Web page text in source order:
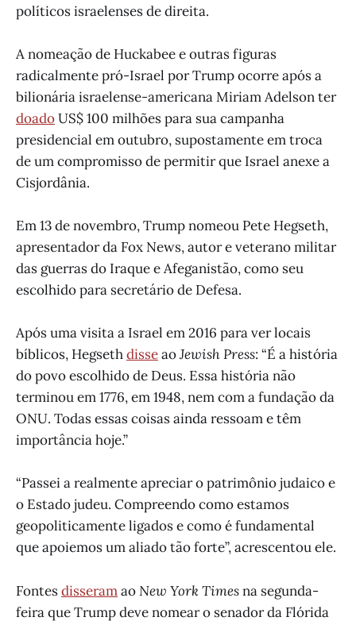
políticos israelenses de direita.
A nomeação de Huckabee e outras figuras
radicalmente pró-Israel por Trump ocorre após a
bilionária israelense-americana Miriam Adelson ter
doadoUS$ 100 milhões para sua campanha
presidencial em outubro, supostamente em troca
de um compromisso de permitir que Israel anexe a
Cisjordânia.
Em 13 de novembro, Trump nomeou Pete Hegseth,
apresentador da Fox News, autor e veterano militar
das guerras do Iraque e Afeganistão, como seu
escolhido para secretário de Defesa.
Após uma visita a Israel em 2016 para ver locais
bíblicos, HegsethdisseaoJewish Press: “É a história
do povo escolhido de Deus. Essa história não
terminou em 1776, em 1948, nem com a fundação da
ONU. Todas essas coisas ainda ressoam e têm
importância hoje.”
“Passei a realmente apreciar o patrimônio judaico e
o Estado judeu. Compreendo como estamos
geopoliticamente ligados e como é fundamental
que apoiemos um aliado tão forte”, acrescentou ele.
FontesdisseramaoNew York Timesna segunda-
feira que Trump deve nomear o senador da Flórida